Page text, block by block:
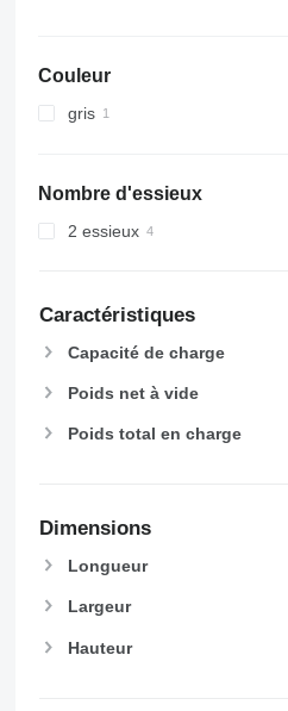
Couleur
gris
Nombre d'essieux
2 essieux
Caractéristiques
Capacité de charge
Poids net à vide
Poids total en charge
Dimensions
Longueur
Largeur
Hauteur